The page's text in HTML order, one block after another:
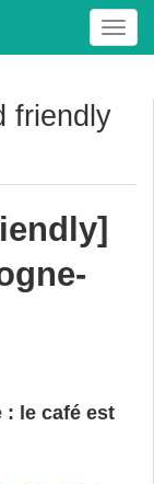
T
o
friendly
: le café est